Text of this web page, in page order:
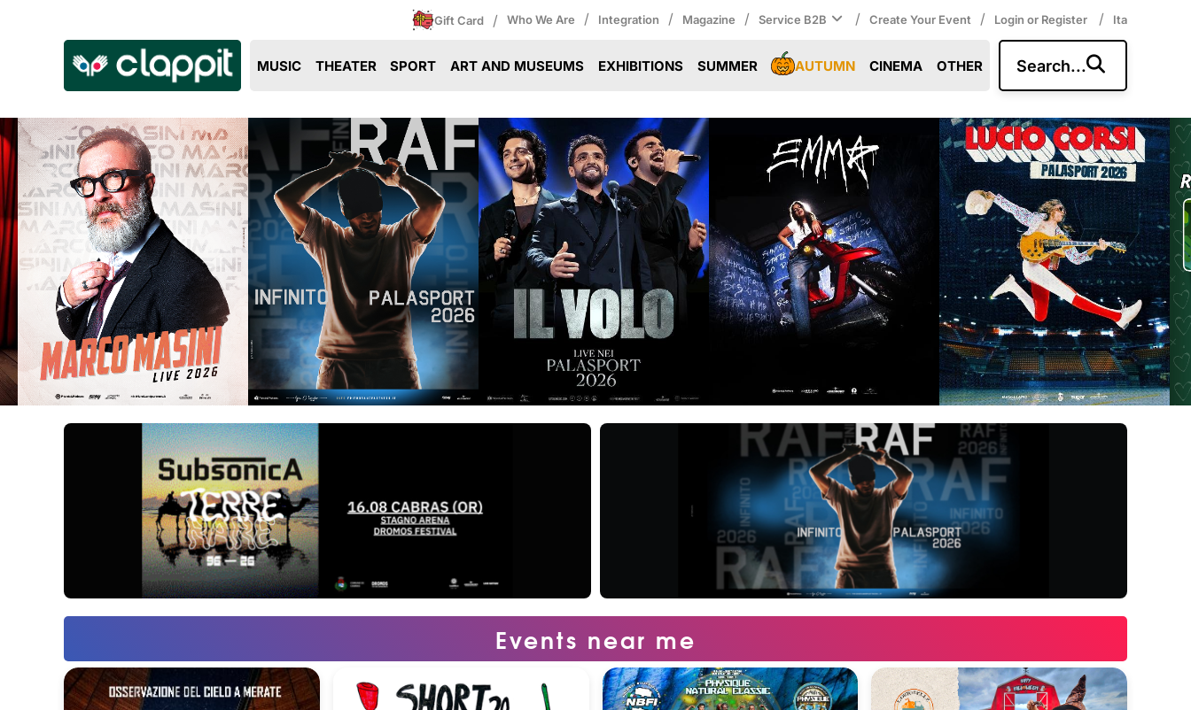
Gift Card / Who We Are / Integration / Magazine / Service B2B / Create Your Event / Login or Register / Ita
Clappit
biglietteria
MUSIC THEATER SPORT ART AND MUSEUMS EXHIBITIONS SUMMER AUTUMN CINEMA OTHER Search...
Events near me